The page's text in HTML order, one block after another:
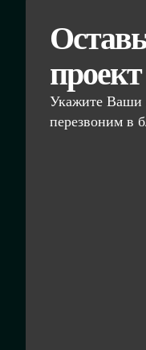
проект
Укажите Ваши
перезвоним в